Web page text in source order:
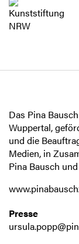
Das Pina
Wuppertal,
und die
Medien, in
Pina Bausch
Presse